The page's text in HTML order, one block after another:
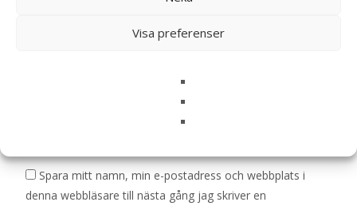
Visa preferenser
Spara mitt namn, min e-postadress och webbplats i
denna webbläsare till nästa gång jag skriver en